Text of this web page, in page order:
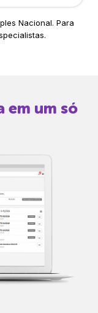
Nacional. Para
em um só